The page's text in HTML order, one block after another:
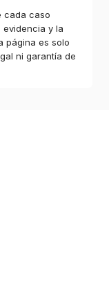
cada caso
y la
página es solo
ni garantía de